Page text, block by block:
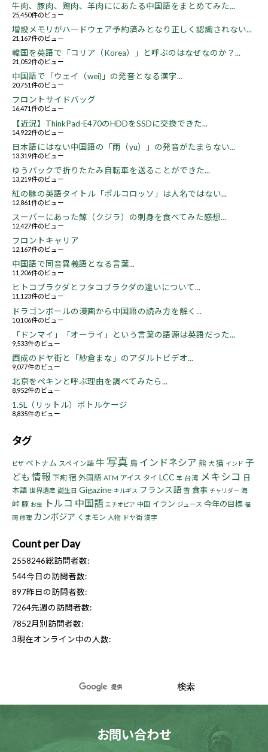
牛肉、豚肉、鶏肉、羊肉ににあたる中国語をまとめてみた...
25,450件のビュー
増設メモリがハードウェア予約済みとなり正しく認識されない...
21,167件のビュー
韓国を英語で「コリア（Korea）」と呼ぶのはなぜなのか？...
21,052件のビュー
中国語で「ウェイ（wei)」の発音となる漢字...
20,751件のビュー
フロントサイドバッグ
16,471件のビュー
【近況】ThinkPad-E470のHDDをSSDに交換できた...
14,922件のビュー
日本語にはない中国語の「雨（yu）」の発音がたまらない...
13,319件のビュー
ゆうパックで折りたたみ自転車を送ることができた...
13,219件のビュー
紅の豚の英語タイトル「ポルコロッソ」は人名ではない...
12,861件のビュー
スーパーにあった鯨（クジラ）の刺身を食べてみた感想...
12,427件のビュー
フロントキャリア
12,167件のビュー
中国語で同音異義語となる言葉...
11,206件のビュー
ヒトコブラクダとフタコブラクダの違いについて...
11,123件のビュー
ドラゴンボールの漫画から中国語の読み方を解く...
10,106件のビュー
「ドンマイ」「オーライ」という言葉の語源は英語だった...
9,533件のビュー
西成のドヤ街と「紗倉まな」のアダルトビデオ...
9,077件のビュー
北京をペキンと呼ぶ理由を調べてみたら...
8,952件のビュー
1.5L（リットル）ボトルケージ
8,835件のビュー
タグ
ビザ ベトナム スペイン語 牛 写真 鳥 インドネシア 熊 犬 猫 インド 子
ども 情報 下痢 宿 外国語 ATM アイス タイ LCC 羊 台湾 メキシコ 日
本語 世界遺産 誕生日 Gigazine キルギス フランス語 雪 食事 チャリダー 海
峠 豚 お金 トルコ 中国語 エチオピア 中国 イラン ジュース 今年の目標 福
岡 修理 カンボジア くまモン 人物 ドヤ街 漢字
Count per Day
2558246総訪問者数:
544今日の訪問者数:
897昨日の訪問者数:
7264先週の訪問者数:
7852月別訪問者数:
3現在オンライン中の人数:
お問い合わせ